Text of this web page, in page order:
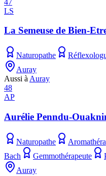
LS
La Semeuse de Bien-
Naturopathe
Auray
Aussi à Auray
48
AP
Aurélie Penndu-
Naturopathe
Bach
Gemmothérapeute
Auray